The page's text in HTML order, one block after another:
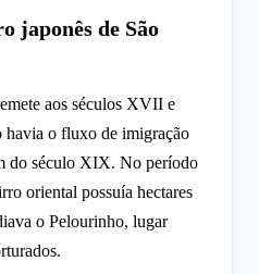
japonês de São
aos séculos XVII e
o fluxo de imigração
do século XIX. No período
oriental possuía hectares
o Pelourinho, lugar